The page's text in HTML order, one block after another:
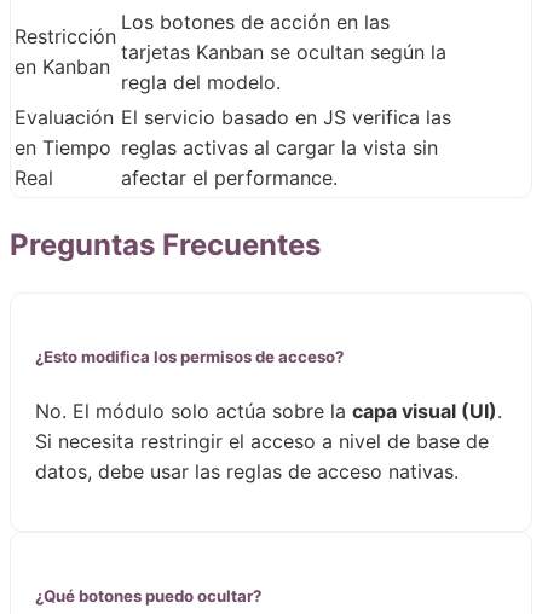
Restricción
en Kanban
Los botones de acción en las
tarjetas Kanban se ocultan según la
regla del modelo.
Evaluación
en Tiempo
Real
El servicio basado en JS verifica las
reglas activas al cargar la vista sin
afectar el performance.
Preguntas Frecuentes
¿Esto modifica los permisos de acceso?
No. El módulo solo actúa sobre la capa visual (UI).
Si necesita restringir el acceso a nivel de base de
datos, debe usar las reglas de acceso nativas.
¿Qué botones puedo ocultar?